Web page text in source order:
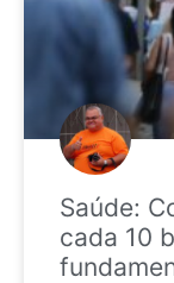
Saúde:
cada 10